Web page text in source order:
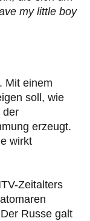
my little boy
Mit einem
soll, wie
der
erzeugt.
wirkt
Zeitalters
Russe galt